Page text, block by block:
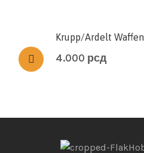
Krupp/Ardelt
4.000 рсд